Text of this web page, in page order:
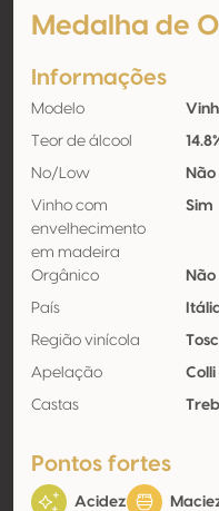
Medalha de
Informações
Modelo
Teor de álcool
No/Low Não
Vinho com
envelhecimento
em madeira
Sim
Orgânico Não
País
Região vinícola
Apelação
Castas
Pontos fortes
Acidez